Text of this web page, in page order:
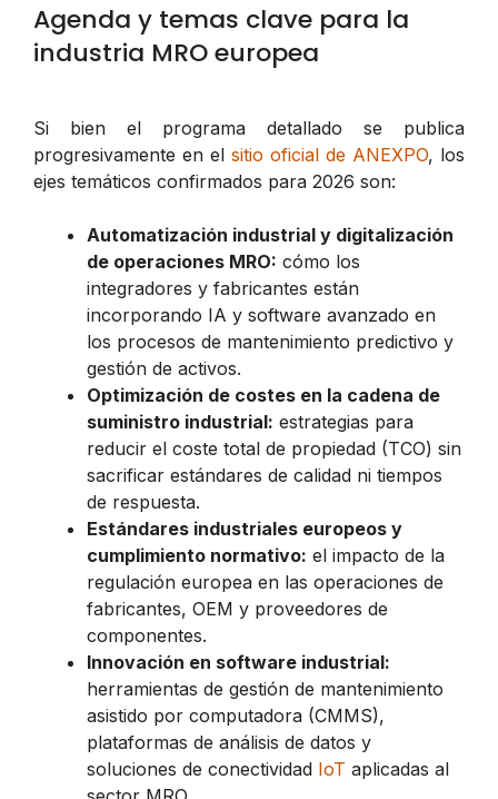
Agenda y temas clave para la
industria MRO europea
Si bien el programa detallado se publica
progresivamente en el sitio oficial de ANEXPO, los
ejes temáticos confirmados para 2026 son:
Automatización industrial y digitalización
de operaciones MRO: cómo los
integradores y fabricantes están
incorporando IA y software avanzado en
los procesos de mantenimiento predictivo y
gestión de activos.
Optimización de costes en la cadena de
suministro industrial: estrategias para
reducir el coste total de propiedad (TCO) sin
sacrificar estándares de calidad ni tiempos
de respuesta.
Estándares industriales europeos y
cumplimiento normativo: el impacto de la
regulación europea en las operaciones de
fabricantes, OEM y proveedores de
componentes.
Innovación en software industrial:
herramientas de gestión de mantenimiento
asistido por computadora (CMMS),
plataformas de análisis de datos y
soluciones de conectividad IoT aplicadas al